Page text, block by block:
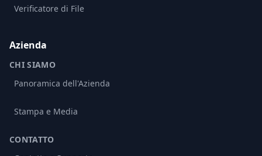
Verificatore di File
Azienda
CHI SIAMO
Panoramica dell'Azienda
Stampa e Media
CONTATTO